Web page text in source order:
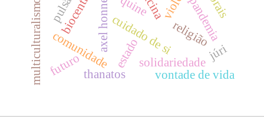
cuidado de si
axel honneth
solidariedade
estado
comunidade religião
thanatos vontade de vida
futuro
pandemia
multiculturalismo quine
júri